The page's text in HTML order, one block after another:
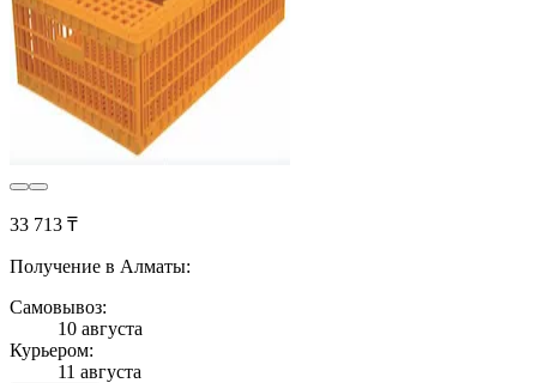
33 713 ₸
Получение в Алматы:
Самовывоз:
10 августа
Курьером:
11 августа